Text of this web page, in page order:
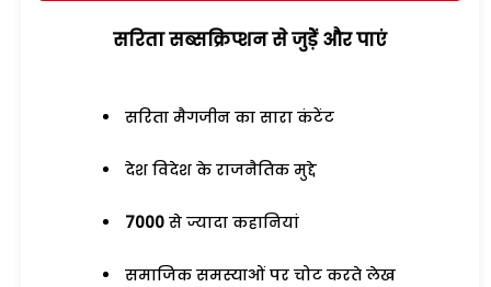
सरिता सब्सक्रिप्शन से जुड़ेें और पाएं
सरिता मैगजीन का सारा कंटेंट
देश विदेश के राजनैतिक मुद्दे
7000 से ज्यादा कहानियां
समाजिक समस्याओं पर चोट करते लेख